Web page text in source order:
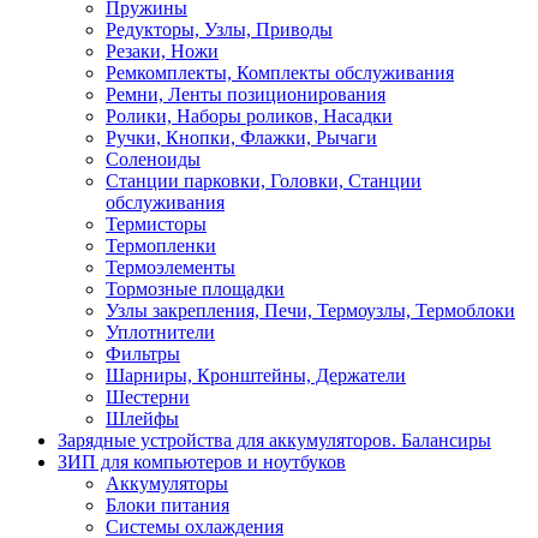
Пружины
Редукторы, Узлы, Приводы
Резаки, Ножи
Ремкомплекты, Комплекты обслуживания
Ремни, Ленты позиционирования
Ролики, Наборы роликов, Насадки
Ручки, Кнопки, Флажки, Рычаги
Соленоиды
Станции парковки, Головки, Станции
обслуживания
Термисторы
Термопленки
Термоэлементы
Тормозные площадки
Узлы закрепления, Печи, Термоузлы, Термоблоки
Уплотнители
Фильтры
Шарниры, Кронштейны, Держатели
Шестерни
Шлейфы
Зарядные устройства для аккумуляторов. Балансиры
ЗИП для компьютеров и ноутбуков
Аккумуляторы
Блоки питания
Системы охлаждения